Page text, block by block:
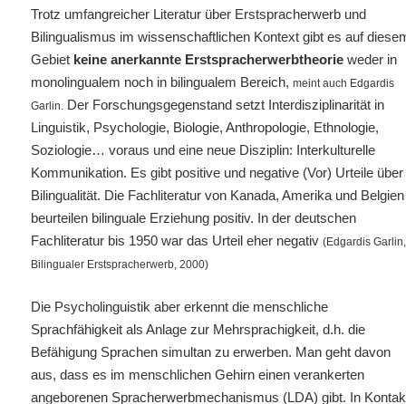
Trotz umfangreicher Literatur über Erstspracherwerb und
Bilingualismus im wissenschaftlichen Kontext gibt es auf
Gebiet keine anerkannte Erstspracherwerbtheorie weder in
monolingualem noch in bilingualem Bereich,meint auch Edgardis
Garlin. Der Forschungsgegenstand setzt Interdisziplinarität in
Linguistik, Psychologie, Biologie, Anthropologie, Ethnologie,
Soziologie… voraus und eine neue Disziplin: Interkulturelle
Kommunikation. Es gibt positive und negative (Vor) Urteile über
Bilingualität. Die Fachliteratur von Kanada, Amerika und Belgien
beurteilen bilinguale Erziehung positiv. In der deutschen
Fachliteratur bis 1950 war das Urteil eher negativ(Edgardis Garlin,
Bilingualer Erstspracherwerb, 2000)
Die Psycholinguistik aber erkennt die menschliche
Sprachfähigkeit als Anlage zur Mehrsprachigkeit, d.h. die
Befähigung Sprachen simultan zu erwerben. Man geht davon
aus, dass es im menschlichen Gehirn einen verankerten
angeborenen Spracherwerbmechanismus (LDA) gibt. In